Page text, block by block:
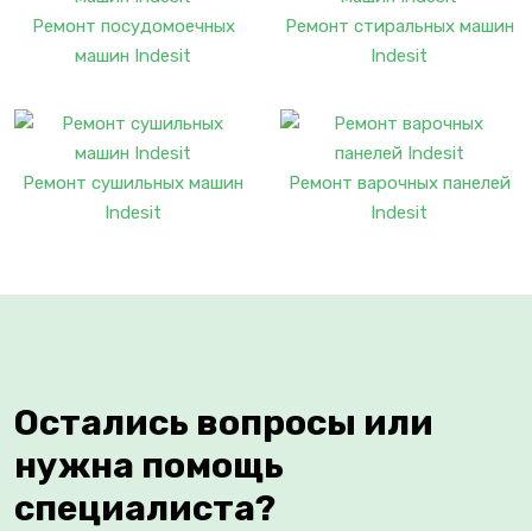
Ремонт посудомоечных
машин Indesit
Ремонт стиральных машин
Indesit
Ремонт сушильных машин
Indesit
Ремонт варочных панелей
Indesit
Остались вопросы или
нужна помощь
специалиста?